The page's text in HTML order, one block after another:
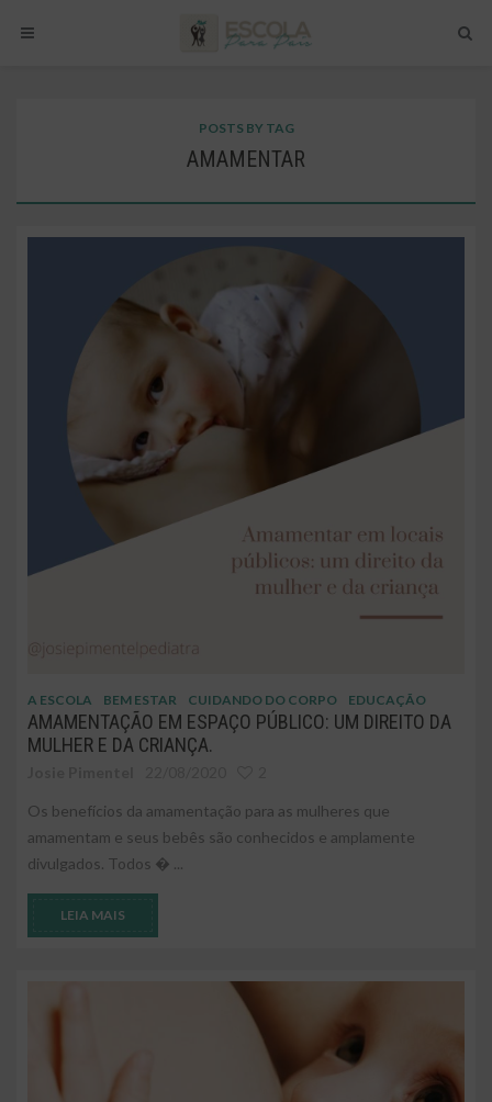
POSTS BY TAG
AMAMENTAR
A ESCOLA BEM ESTAR CUIDANDO DO CORPO EDUCAÇÃO
AMAMENTAÇÃO EM ESPAÇO PÚBLICO: UM DIREITO DA
MULHER E DA CRIANÇA.
Os benefícios da amamentação para as mulheres que
amamentam e seus bebês são conhecidos e amplamente
divulgados. Todos � ...
LEIA MAIS